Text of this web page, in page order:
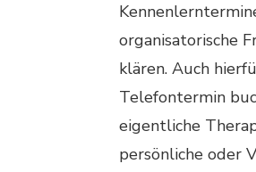
organisatorische
klären. Auch
Telefontermin
eigentliche
persönliche oder